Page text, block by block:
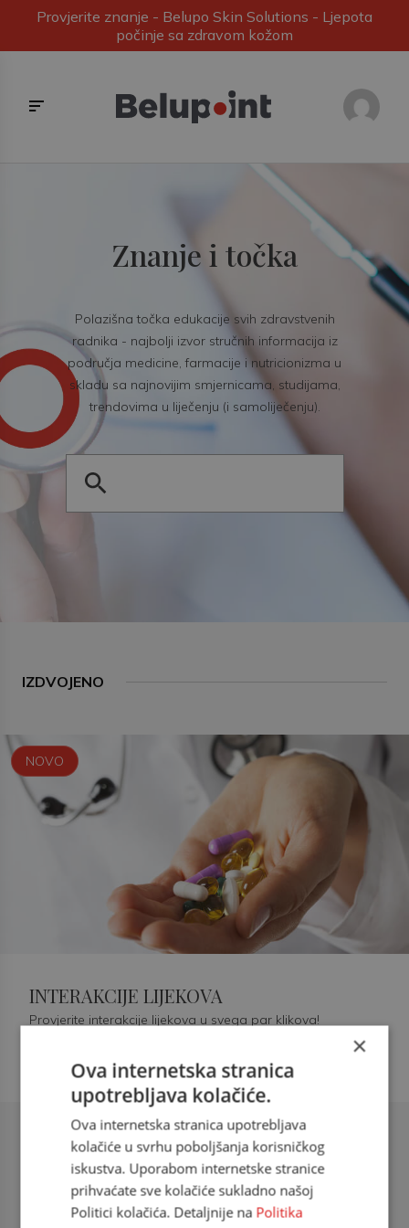
Provjerite znanje - Belupo Skin Solutions - Ljepota
počinje sa zdravom kožom
Znanje i točka
Polazišna točka edukacije svih zdravstvenih
radnika - najbolji izvor stručnih informacija iz
područja medicine, farmacije i nutricionizma u
skladu sa najnovijim smjernicama, studijama,
trendovima u liječenju (i samoliječenju).
IZDVOJENO
Šećerna bolest tip 2 = kardiovaskularna
doc. dr. sc. Višnja Kokić Maleš,
dr.med., specijalististica
NOVO
INTERAKCIJE LIJEKOVA
Provjerite interakcije lijekova u svega par klikova!
×
Ova internetska stranica
upotrebljava kolačiće.
Ova internetska stranica upotrebljava
kolačiće u svrhu poboljšanja korisničkog
iskustva. Uporabom internetske stranice
prihvaćate sve kolačiće sukladno našoj
Politici kolačića. Detaljnije na Politika